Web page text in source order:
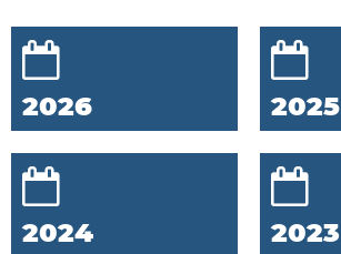
2026 2025
2024 2023